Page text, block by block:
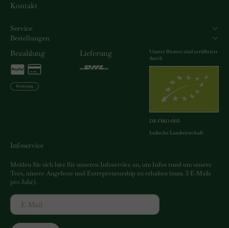
Kontakt
Service
Bestellungen
Bezahlung
Lieferung
Unsere Biotees sind zertifiziert
durch
DE-ÖKO-005
Indische Landwirtschaft
Infoservice
Melden Sie sich hier für unseren Infoservice an, um Infos rund um unsere
Tees, unsere Angebote und Entrepreneurship zu erhalten (max. 5 E-Mails
pro Jahr).